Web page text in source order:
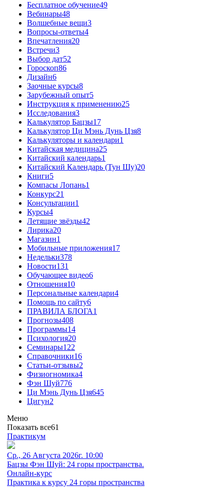
Бесплатное обучение49
Вебинары48
Волшебные вещи3
Вопросы-ответы4
Впечатления20
Встречи3
Выбор дат52
Гороскоп86
Дизайн6
Заочные курсы8
Зарубежный опыт5
Инструкция к применению25
Исследования3
Калькулятор Бацзы17
Калькулятор Ци Мэнь Дунь Цзя8
Калькуляторы и календари1
Китайская медицина25
Китайский календарь1
Китайский Календарь (Тун Шу)20
Книги5
Компасы Лопань1
Конкурс21
Консультации1
Курсы4
Летящие звёзды42
Лирика20
Магазин1
Мобильные приложения17
Недельки378
Новости131
Обучающее видео6
Отношения10
Персональные календари4
Помощь по сайту6
ПРАВИЛА БЛОГА1
Прогнозы408
Программы14
Психология20
Семинары122
Справочники16
Статьи-отзывы2
Физиогномика4
Фэн Шуй776
Ци Мэнь Дунь Цзя645
Цигун2
Меню
Показать все61
Практикум
Ср., 26 Августа 2026г. 10:00
Бацзы Фэн Шуй: 24 горы пространства.
Онлайн-курс
Практика к курсу 24 горы пространства